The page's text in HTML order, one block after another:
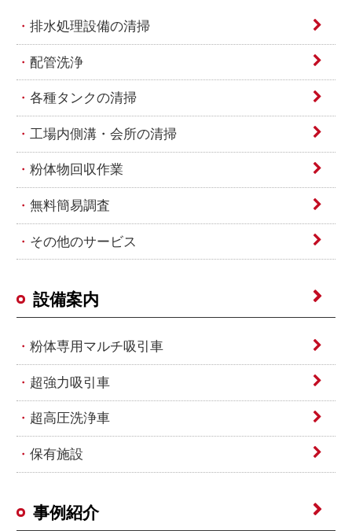
排水処理設備の清掃
配管洗浄
各種タンクの清掃
工場内側溝・会所の清掃
粉体物回収作業
無料簡易調査
その他のサービス
設備案内
粉体専用マルチ吸引車
超強力吸引車
超高圧洗浄車
保有施設
事例紹介